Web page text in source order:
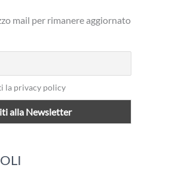
mail per rimanere aggiornato
la privacy policy